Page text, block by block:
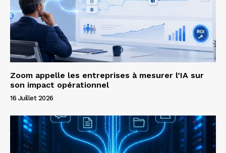
Zoom appelle les entreprises à mesurer l’IA sur
son impact opérationnel
16 Juillet 2026